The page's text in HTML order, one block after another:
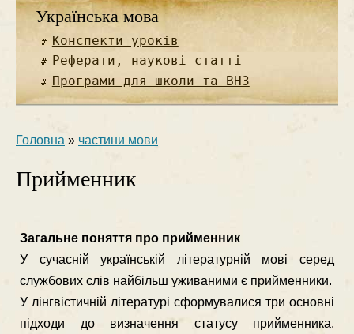
Українська мова
Конспекти уроків
Реферати, наукові статті
Програми для школи та ВНЗ
Головна » частини мови
Прийменник
Загальне поняття про прийменник
У сучасній українській літературній мові серед
службових слів найбільш уживаними є прийменники.
У лінгвістичній літературі сформувалися три основні
підходи до визначення статусу прийменника.